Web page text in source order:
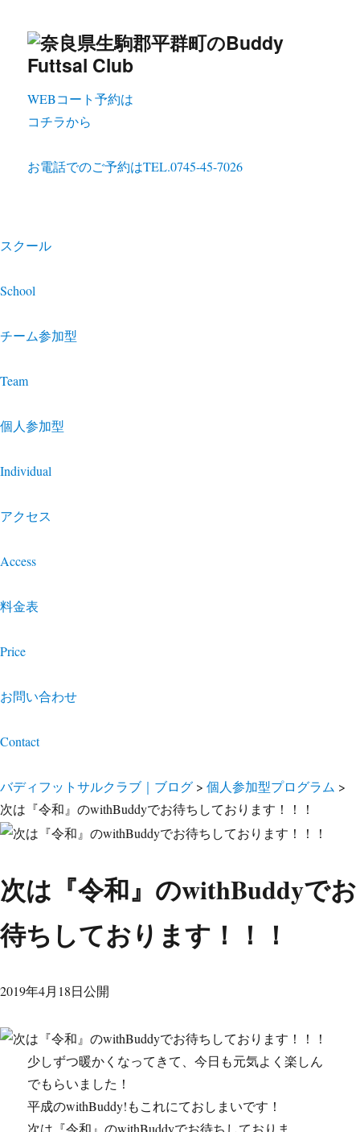
WEBコート予約は
コチラから
お電話でのご予約はTEL.0745-45-7026
スクール
School
チーム参加型
Team
個人参加型
Individual
アクセス
Access
料金表
Price
お問い合わせ
Contact
バディフットサルクラブ｜ブログ > 個人参加型プログラム >
次は『令和』のwithBuddyでお待ちしております！！！
次は『令和』のwithBuddyでお
待ちしております！！！
2019年4月18日公開
少しずつ暖かくなってきて、今日も元気よく楽しん
でもらいました！
平成のwithBuddy!もこれにておしまいです！
次は『令和』のwithBuddyでお待ちしておりま